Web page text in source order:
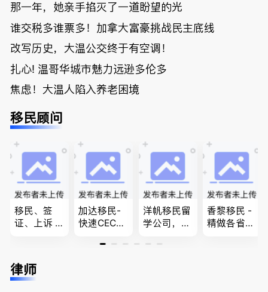
那一年，她亲手掐灭了一道盼望的光
谁交税多谁票多！加拿大富豪挑战民主底线
改写历史，大温公交终于有空调！
扎心! 温哥华城市魅力远逊多伦多
焦虑！大温人陷入养老困境
移民顾问
移民、签
证、上诉 --
进”的RCIC-
IRB持牌移
加达移民-
快速CEC&P
作机会 移
洋帆移民留
学公司，精
签各类签证
香黎移民 -
精做各省省
律师